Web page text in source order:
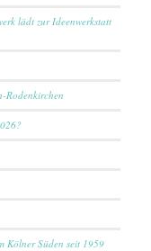
lädt zur Ideenwerkstatt
Rodenkirchen
Kölner Süden seit 1959